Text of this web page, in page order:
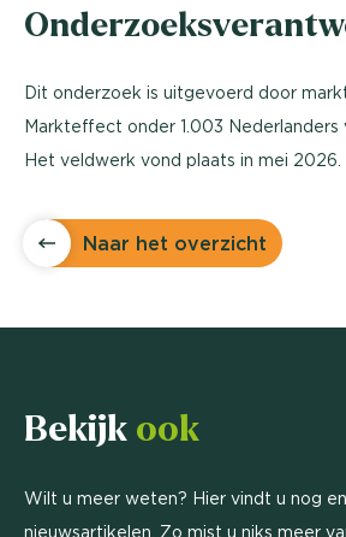
Dit onderzoek is uitgevoerd door
Markteffect onder 1.003 Nederlanders
Het veldwerk vond plaats in mei 2026.
Naar het overzicht
Bekijk ook
Wilt u meer weten? Hier vindt u nog
nieuwsartikelen. Zo mist u niks meer